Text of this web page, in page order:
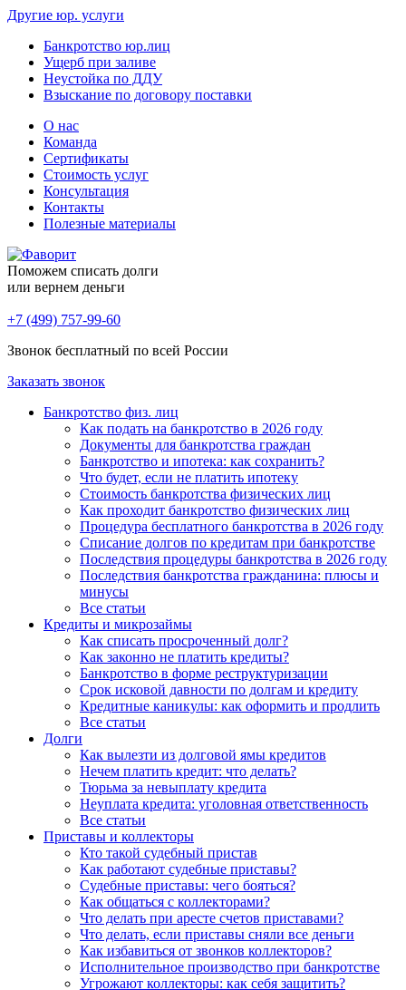
Другие юр. услуги
Банкротство юр.лиц
Ущерб при заливе
Неустойка по ДДУ
Взыскание по договору поставки
О нас
Команда
Сертификаты
Стоимость услуг
Консультация
Контакты
Полезные материалы
Поможем списать долги
или вернем деньги
+7 (499) 757-99-60
Звонок бесплатный по всей России
Заказать звонок
Банкротство физ. лиц
Как подать на банкротство в 2026 году
Документы для банкротства граждан
Банкротство и ипотека: как сохранить?
Что будет, если не платить ипотеку
Стоимость банкротства физических лиц
Как проходит банкротство физических лиц
Процедура бесплатного банкротства в 2026 году
Списание долгов по кредитам при банкротстве
Последствия процедуры банкротства в 2026 году
Последствия банкротства гражданина: плюсы и
минусы
Все статьи
Кредиты и микрозаймы
Как списать просроченный долг?
Как законно не платить кредиты?
Банкротство в форме реструктуризации
Срок исковой давности по долгам и кредиту
Кредитные каникулы: как оформить и продлить
Все статьи
Долги
Как вылезти из долговой ямы кредитов
Нечем платить кредит: что делать?
Тюрьма за невыплату кредита
Неуплата кредита: уголовная ответственность
Все статьи
Приставы и коллекторы
Кто такой судебный пристав
Как работают судебные приставы?
Судебные приставы: чего бояться?
Как общаться с коллекторами?
Что делать при аресте счетов приставами?
Что делать, если приставы сняли все деньги
Как избавиться от звонков коллекторов?
Исполнительное производство при банкротстве
Угрожают коллекторы: как себя защитить?